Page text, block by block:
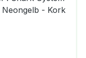
Neongelb - Kork